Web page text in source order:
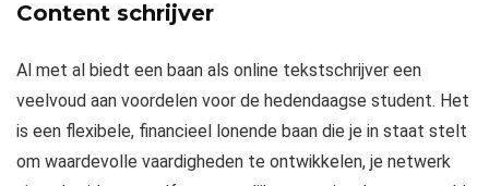
Content schrijver
Al met al biedt een baan als online tekstschrijver een
veelvoud aan voordelen voor de hedendaagse student. Het
is een flexibele, financieel lonende baan die je in staat stelt
om waardevolle vaardigheden te ontwikkelen, je netwerk